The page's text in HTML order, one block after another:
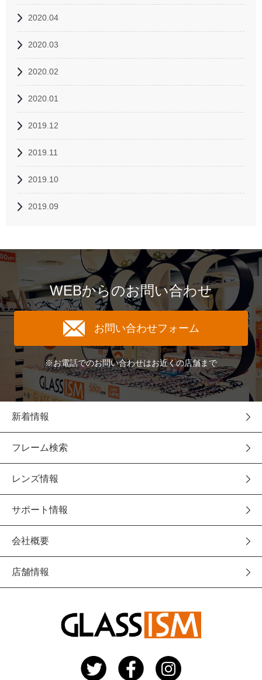
2020.04
2020.03
2020.02
2020.01
2019.12
2019.11
2019.10
2019.09
WEBからのお問い合わせ
お問い合わせフォーム
※お電話でのお問い合わせはお近くの店舗まで
新着情報
フレーム検索
レンズ情報
サポート情報
会社概要
店舗情報